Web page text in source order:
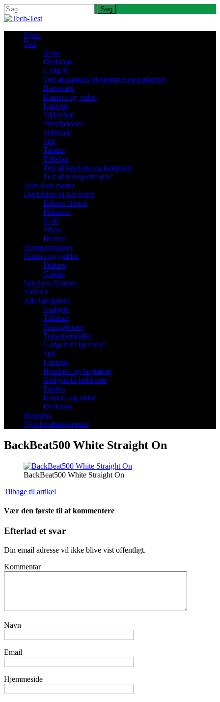
Søg
efter:
Hjem
Test
Apps
Desktops
Gadgets
Test af gadgets til hjemmet og køkkenet
Hardware
Kamera og video
Laptops
Sikkerhed
Smartphones
Software
Spil
Tablets
Tilbehør
Test af headsets og højttalere
Test af transportmidler
Tech-Test mener
Det bedste vi har testet
Editors choice
Platinum
Gold
Silver
Bronze
Transportmidler
Feature og guides
Feature
Guides
Speakers Korner
Videoer
Alle kategorier
Gadgets
Tilbehør
Smartphones
Transportmidler
Gadgets til hjemmet
Spil
Laptops
Headsets og højttalere
Gadgets til køkkenet
Tablets
Kamera og video
Desktops
Business
Tjek bredbåndspriser
BackBeat500 White Straight On
BackBeat500 White Straight On
Tilbage til artikel
Vær den første til at kommentere
Efterlad et svar
Din email adresse vil ikke blive vist offentligt.
Kommentar
Navn
Email
Hjemmeside